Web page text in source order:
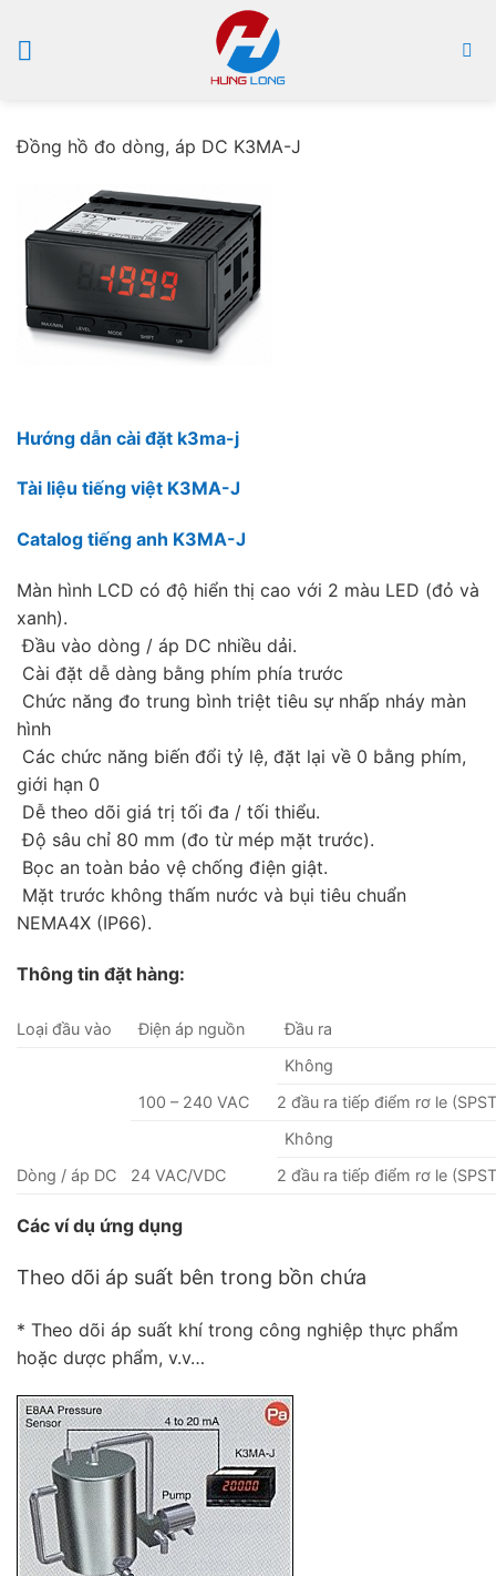
qua
nội
Đồng hồ đo dòng, áp DC K3MA-J
Hướng dẫn cài đặt k3ma-j
Tài liệu tiếng việt K3MA-J
Catalog tiếng anh K3MA-J
Màn hình LCD có độ hiển thị cao với 2 màu LED (đỏ và
xanh).
 Đầu vào dòng / áp DC nhiều dải.
 Cài đặt dễ dàng bằng phím phía trước
 Chức năng đo trung bình triệt tiêu sự nhấp nháy màn
hình
 Các chức năng biến đổi tỷ lệ, đặt lại về 0 bằng phím,
giới hạn 0
 Dễ theo dõi giá trị tối đa / tối thiểu.
 Độ sâu chỉ 80 mm (đo từ mép mặt trước).
 Bọc an toàn bảo vệ chống điện giật.
 Mặt trước không thấm nước và bụi tiêu chuẩn
NEMA4X (IP66).
Thông tin đặt hàng:
Loại đầu vào Điện áp nguồn Đầu ra
Dòng / áp DC
100 – 240 VAC
Không
2 đầu ra tiếp điểm rơ le
24 VAC/VDC
Không
2 đầu ra tiếp điểm rơ le
Các ví dụ ứng dụng
Theo dõi áp suất bên trong bồn chứa
* Theo dõi áp suất khí trong công nghiệp thực phẩm
hoặc dược phẩm, v.v…